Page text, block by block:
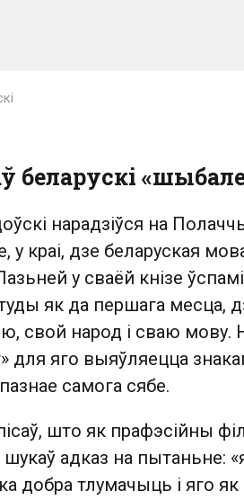
беларускі
нарадзіўся на
у краі, дзе беларуская
у сваёй кнізе
як да першага месца,
свой народ і сваю мову.
для яго выяўляецца
самога сябе.
што як прафэсійны
адказ на пытаньне:
добра тлумачыць і яго як